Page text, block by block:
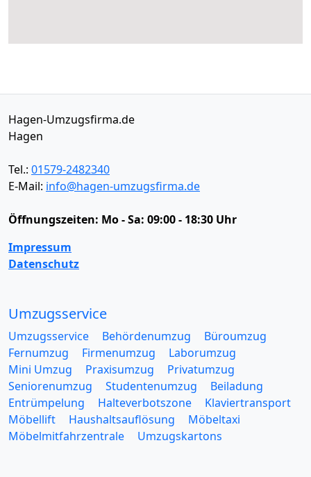
Hagen-Umzugsfirma.de
Hagen
Tel.: 01579-2482340
E-Mail: info@hagen-umzugsfirma.de
Öffnungszeiten: Mo - Sa: 09:00 - 18:30 Uhr
Impressum
Datenschutz
Umzugsservice
Umzugsservice Behördenumzug
Büroumzug
Fernumzug
Firmenumzug
Laborumzug
Mini Umzug
Praxisumzug
Privatumzug
Seniorenumzug
Studentenumzug
Beiladung
Entrümpelung
Halteverbotszone
Klaviertransport
Möbellift
Haushaltsauflösung
Möbeltaxi
Möbelmitfahrzentrale
Umzugskartons